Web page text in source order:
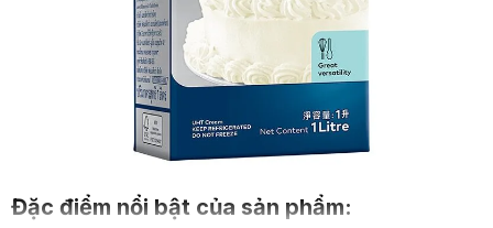
Đặc điểm nổi bật của sản phẩm: